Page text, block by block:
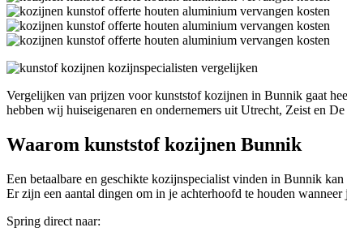
Vergelijken van prijzen voor kunststof kozijnen in Bunnik gaat
hebben wij huiseigenaren en ondernemers uit Utrecht, Zeist en
Waarom kunststof kozijnen Bunnik
Een betaalbare en geschikte kozijnspecialist vinden in Bunnik
Er zijn een aantal dingen om in je achterhoofd te houden
Spring direct naar: